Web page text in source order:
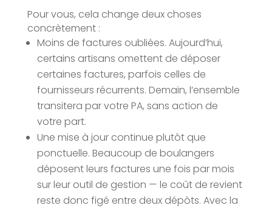
Pour vous, cela change deux choses
concrètement :
Moins de factures oubliées. Aujourd’hui,
certains artisans omettent de déposer
certaines factures, parfois celles de
fournisseurs récurrents. Demain, l’ensemble
transitera par votre PA, sans action de
votre part.
Une mise à jour continue plutôt que
ponctuelle. Beaucoup de boulangers
déposent leurs factures une fois par mois
sur leur outil de gestion — le coût de revient
reste donc figé entre deux dépôts. Avec la